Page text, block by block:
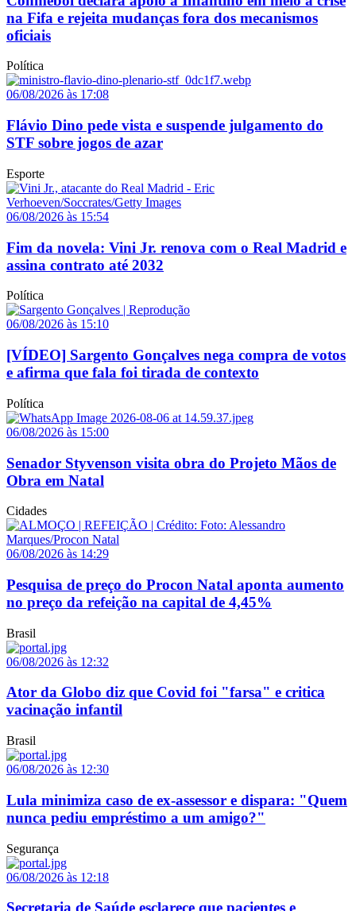
na Fifa e rejeita mudanças fora dos mecanismos
oficiais
Política
06/08/2026 às 17:08
Flávio Dino pede vista e suspende julgamento do
STF sobre jogos de azar
Esporte
06/08/2026 às 15:54
Fim da novela: Vini Jr. renova com o Real Madrid e
assina contrato até 2032
Política
06/08/2026 às 15:10
[VÍDEO] Sargento Gonçalves nega compra de votos
e afirma que fala foi tirada de contexto
Política
06/08/2026 às 15:00
Senador Styvenson visita obra do Projeto Mãos de
Obra em Natal
Cidades
06/08/2026 às 14:29
Pesquisa de preço do Procon Natal aponta aumento
no preço da refeição na capital de 4,45%
Brasil
06/08/2026 às 12:32
Ator da Globo diz que Covid foi "farsa" e critica
vacinação infantil
Brasil
06/08/2026 às 12:30
Lula minimiza caso de ex-assessor e dispara: "Quem
nunca pediu empréstimo a um amigo?"
Segurança
06/08/2026 às 12:18
Secretaria de Saúde esclarece que pacientes e